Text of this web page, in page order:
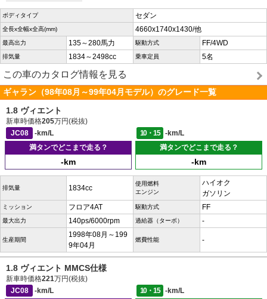
ボディタイプ セダン
全長x全幅x全高(mm) 4660x1740x1430/他
最高出力 135～280馬力 駆動方式 FF/4WD
排気量 1834～2498cc 乗車定員 5名
この車のカタログ情報を見る
ギャラン（98年08月～99年04月モデル）のグレード一覧
1.8 ヴィエント
新車時価格205万円(税抜)
JC08
-km/L 10・15
-km/L
満タンでどこまで走る？
-km
満タンでどこまで走る？
-km
排気量 1834cc
使用燃料
エンジン
ハイオク
ガソリン
ミッション フロア4AT 駆動方式 FF
最大出力 140ps/6000rpm 過給器（ターボ） -
生産期間
1998年08月～199
9年04月
燃費性能 -
1.8 ヴィエント MMCS仕様
新車時価格221万円(税抜)
JC08
-km/L 10・15
-km/L